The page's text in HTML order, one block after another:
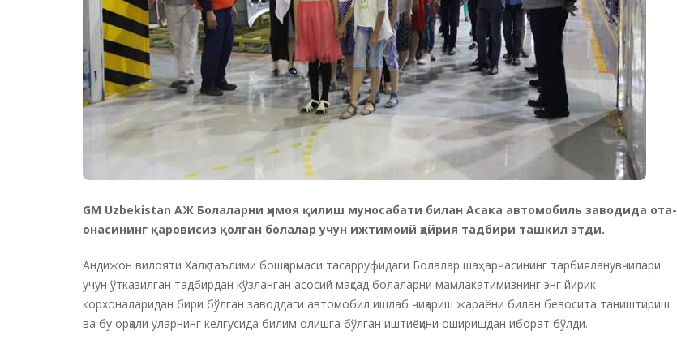
GM Uzbekistan АЖ Болаларни ҳимоя қилиш муносабати билан Асака автомобиль заводида ота-
онасининг қаровисиз қолган болалар учун ижтимоий ҳайрия тадбири ташкил этди.
Андижон вилояти Халқ таълими бошқармаси тасарруфидаги Болалар шаҳарчасининг тарбияланувчилари
учун ўтказилган тадбирдан кўзланган асосий мақсад болаларни мамлакатимизнинг энг йирик
корхоналаридан бири бўлган заводдаги автомобил ишлаб чиқариш жараёни билан бевосита таништириш
ва бу орқали уларнинг келгусида билим олишга бўлган иштиёқини оширишдан иборат бўлди.